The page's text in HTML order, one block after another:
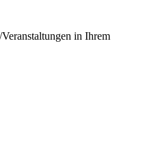
in Ihrem